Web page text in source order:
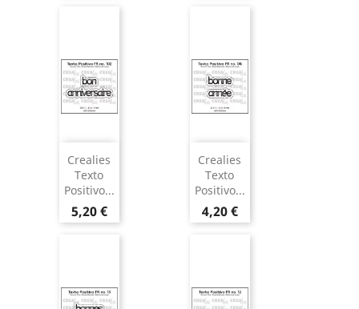
Crealies
Texto
Positivo...
5,20 €
Crealies
Texto
Positivo...
4,20 €